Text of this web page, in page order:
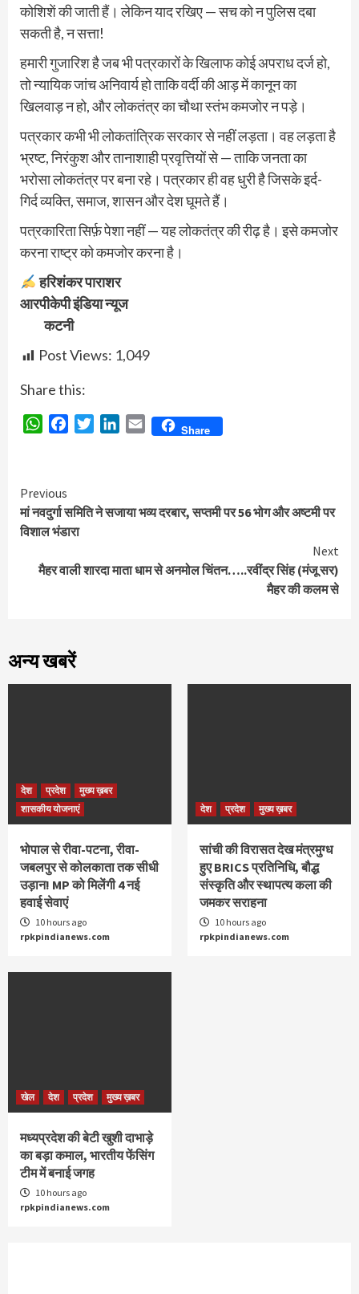
कोशिशें की जाती हैं। लेकिन याद रखिए — सच को न पुलिस दबा
सकती है, न सत्ता!
हमारी गुजारिश है जब भी पत्रकारों के खिलाफ कोई अपराध दर्ज हो,
तो न्यायिक जांच अनिवार्य हो ताकि वर्दी की आड़ में कानून का
खिलवाड़ न हो, और लोकतंत्र का चौथा स्तंभ कमजोर न पड़े।
पत्रकार कभी भी लोकतांत्रिक सरकार से नहीं लड़ता। वह लड़ता है
भ्रष्ट, निरंकुश और तानाशाही प्रवृत्तियों से — ताकि जनता का
भरोसा लोकतंत्र पर बना रहे। पत्रकार ही वह धुरी है जिसके इर्द-
गिर्द व्यक्ति, समाज, शासन और देश घूमते हैं।
पत्रकारिता सिर्फ़ पेशा नहीं — यह लोकतंत्र की रीढ़ है। इसे कमजोर
करना राष्ट्र को कमजोर करना है।
हरिशंकर पाराशर
आरपीकेपी इंडिया न्यूज
कटनी
Post Views: 1,049
Share this:
WhatsAppFacebookTwitterLinkedIn
Email Share
Continue
Reading
Previous
मां नवदुर्गा समिति ने सजाया भव्य दरबार, सप्तमी पर 56 भोग और अष्टमी पर
विशाल भंडारा
Next
मैहर वाली शारदा माता धाम से अनमोल चिंतन…..रवींद्र सिंह (मंजू सर)
मैहर की कलम से
अन्य खबरें
देश प्रदेश
मुख्य ख़बर
शासकीय योजनाएं
भोपाल से रीवा-पटना, रीवा-
जबलपुर से कोलकाता तक सीधी
उड़ान! MP को मिलेंगी 4 नई
हवाई सेवाएं
10 hours ago
rpkpindianews.com
देश प्रदेश मुख्य ख़बर
सांची की विरासत देख मंत्रमुग्ध
हुए BRICS प्रतिनिधि, बौद्ध
संस्कृति और स्थापत्य कला की
जमकर सराहना
10 hours ago
rpkpindianews.com
खेल देश प्रदेश मुख्य ख़बर
मध्यप्रदेश की बेटी खुशी दाभाड़े
का बड़ा कमाल, भारतीय फेंसिंग
टीम में बनाई जगह
10 hours ago
rpkpindianews.com